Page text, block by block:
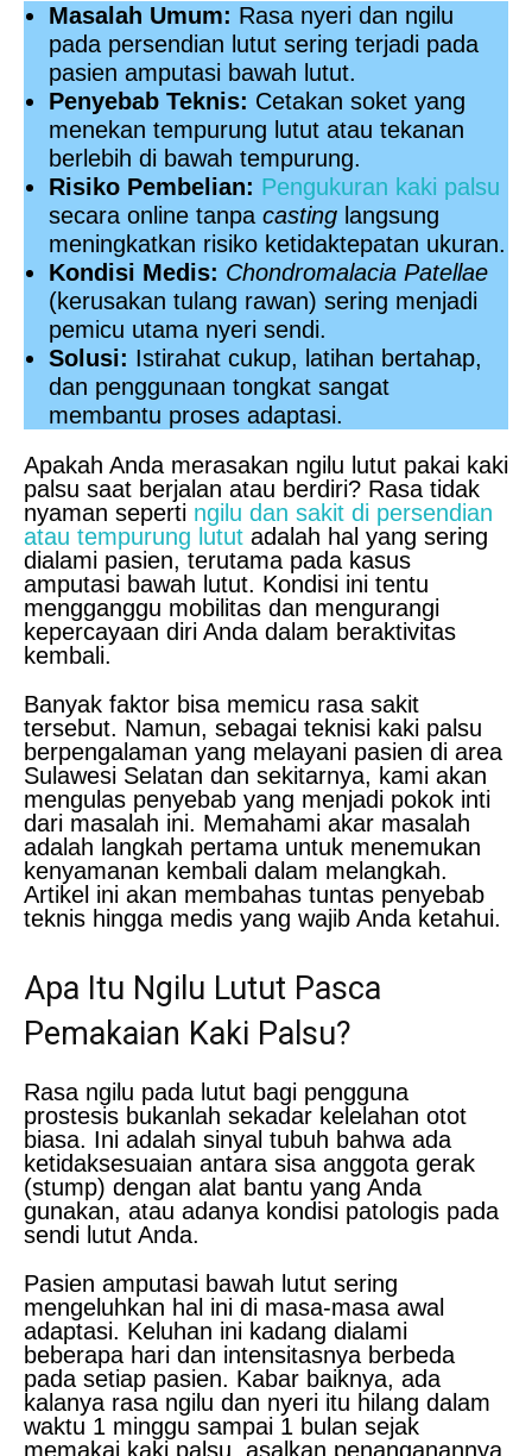
Masalah Umum: Rasa nyeri dan ngilu
pada persendian lutut sering terjadi pada
pasien amputasi bawah lutut.
Penyebab Teknis: Cetakan soket yang
menekan tempurung lutut atau tekanan
berlebih di bawah tempurung.
Risiko Pembelian: Pengukuran kaki palsu
secara online tanpa casting langsung
meningkatkan risiko ketidaktepatan ukuran.
Kondisi Medis: Chondromalacia Patellae
(kerusakan tulang rawan) sering menjadi
pemicu utama nyeri sendi.
Solusi: Istirahat cukup, latihan bertahap,
dan penggunaan tongkat sangat
membantu proses adaptasi.
Apakah Anda merasakan ngilu lutut pakai kaki
palsu saat berjalan atau berdiri? Rasa tidak
nyaman seperti ngilu dan sakit di persendian
atau tempurung lutut adalah hal yang sering
dialami pasien, terutama pada kasus
amputasi bawah lutut. Kondisi ini tentu
mengganggu mobilitas dan mengurangi
kepercayaan diri Anda dalam beraktivitas
kembali.
Banyak faktor bisa memicu rasa sakit
tersebut. Namun, sebagai teknisi kaki palsu
berpengalaman yang melayani pasien di area
Sulawesi Selatan dan sekitarnya, kami akan
mengulas penyebab yang menjadi pokok inti
dari masalah ini. Memahami akar masalah
adalah langkah pertama untuk menemukan
kenyamanan kembali dalam melangkah.
Artikel ini akan membahas tuntas penyebab
teknis hingga medis yang wajib Anda ketahui.
Apa Itu Ngilu Lutut Pasca
Pemakaian Kaki Palsu?
Rasa ngilu pada lutut bagi pengguna
prostesis bukanlah sekadar kelelahan otot
biasa. Ini adalah sinyal tubuh bahwa ada
ketidaksesuaian antara sisa anggota gerak
(stump) dengan alat bantu yang Anda
gunakan, atau adanya kondisi patologis pada
sendi lutut Anda.
Pasien amputasi bawah lutut sering
mengeluhkan hal ini di masa-masa awal
adaptasi. Keluhan ini kadang dialami
beberapa hari dan intensitasnya berbeda
pada setiap pasien. Kabar baiknya, ada
kalanya rasa ngilu dan nyeri itu hilang dalam
waktu 1 minggu sampai 1 bulan sejak
memakai kaki palsu, asalkan penanganannya